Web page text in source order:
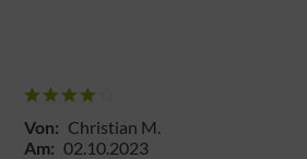
Von: Christian M.
Am: 02.10.2023